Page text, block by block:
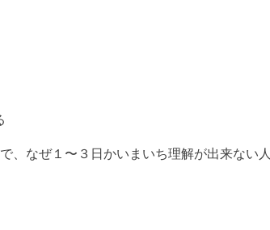
、なぜ１〜３日かいまいち理解が出来ない人